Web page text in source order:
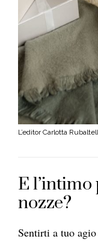
L’editor Carlotta
E
nozze?
Sentirti a tuo